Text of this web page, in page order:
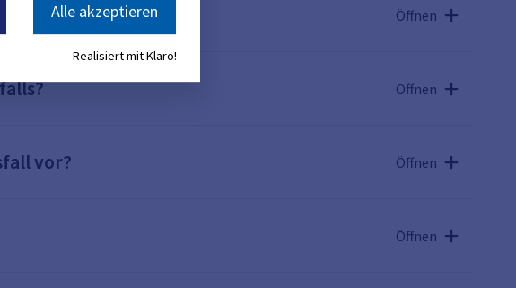
Öffnen
Öffnen
vor? Öffnen
Öffnen
Alle akzeptieren
Realisiert mit Klaro!